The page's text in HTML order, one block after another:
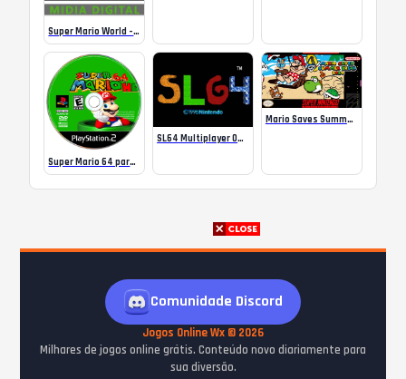
Super Mario World – Xbox One Online
Super Mario 64 para PS2 Online
SL64 Multiplayer Online N64
Mario Saves Summer Break 2024
Comunidade Discord
Jogos Online Wx © 2026
Milhares de jogos online grátis. Conteúdo novo diariamente para
sua diversão.